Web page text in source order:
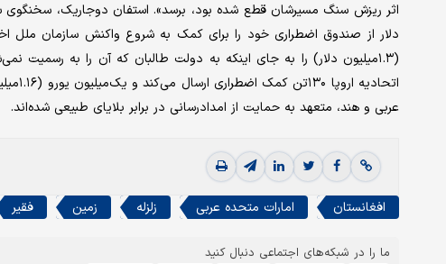
دلار از صندوق اضطراری خود را برای کمک به شروع واکنش سازمان ملل
(۱.۳‌میلیون دلار) را به جای اینکه به دولت طالبان که آن را به
عربی و هند، متعهد به حمایت از امدادرسانی در برابر بلایای طبیعی شده‌اند.
افغانستان امارات متحده عربی زلزله زمین فقیر
ما را در شبکه‌های اجتماعی دنبال کنید